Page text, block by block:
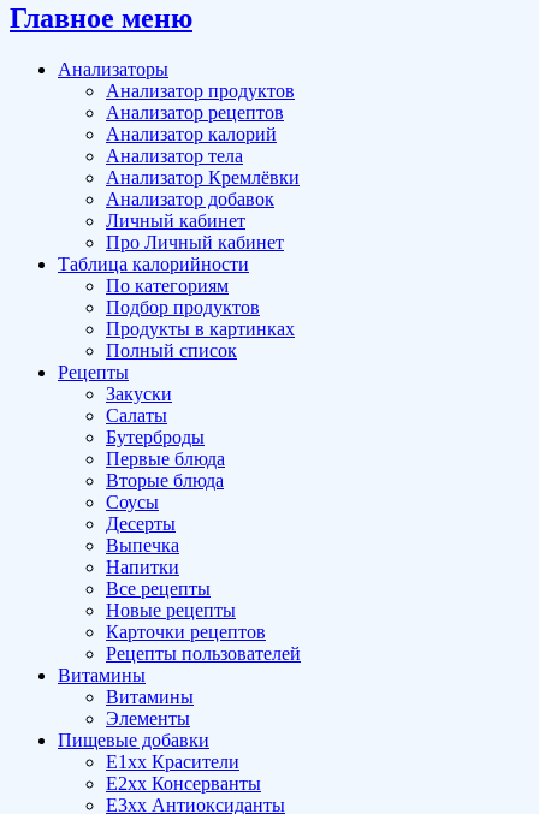
Главное меню
Анализаторы
Анализатор продуктов
Анализатор рецептов
Анализатор калорий
Анализатор тела
Анализатор Кремлёвки
Анализатор добавок
Личный кабинет
Про Личный кабинет
Таблица калорийности
По категориям
Подбор продуктов
Продукты в картинках
Полный список
Рецепты
Закуски
Салаты
Бутерброды
Первые блюда
Вторые блюда
Соусы
Десерты
Выпечка
Напитки
Все рецепты
Новые рецепты
Карточки рецептов
Рецепты пользователей
Витамины
Витамины
Элементы
Пищевые добавки
E1xx Красители
E2xx Консерванты
E3xx Антиоксиданты